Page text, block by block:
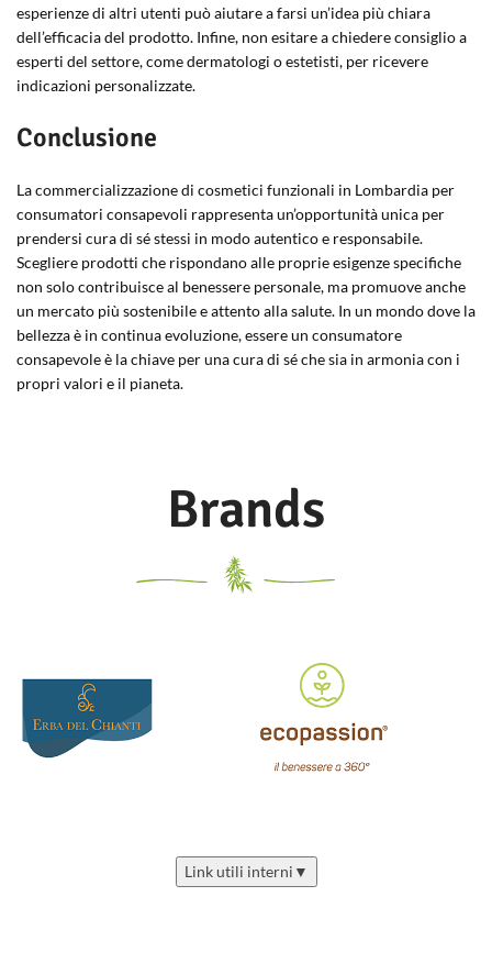
esperienze di altri utenti può aiutare a farsi un’idea più chiara
dell’efficacia del prodotto. Infine, non esitare a chiedere consiglio a
esperti del settore, come dermatologi o estetisti, per ricevere
indicazioni personalizzate.
Conclusione
La commercializzazione di cosmetici funzionali in Lombardia per
consumatori consapevoli rappresenta un’opportunità unica per
prendersi cura di sé stessi in modo autentico e responsabile.
Scegliere prodotti che rispondano alle proprie esigenze specifiche
non solo contribuisce al benessere personale, ma promuove anche
un mercato più sostenibile e attento alla salute. In un mondo dove la
bellezza è in continua evoluzione, essere un consumatore
consapevole è la chiave per una cura di sé che sia in armonia con i
propri valori e il pianeta.
Brands
Link utili interni ▼